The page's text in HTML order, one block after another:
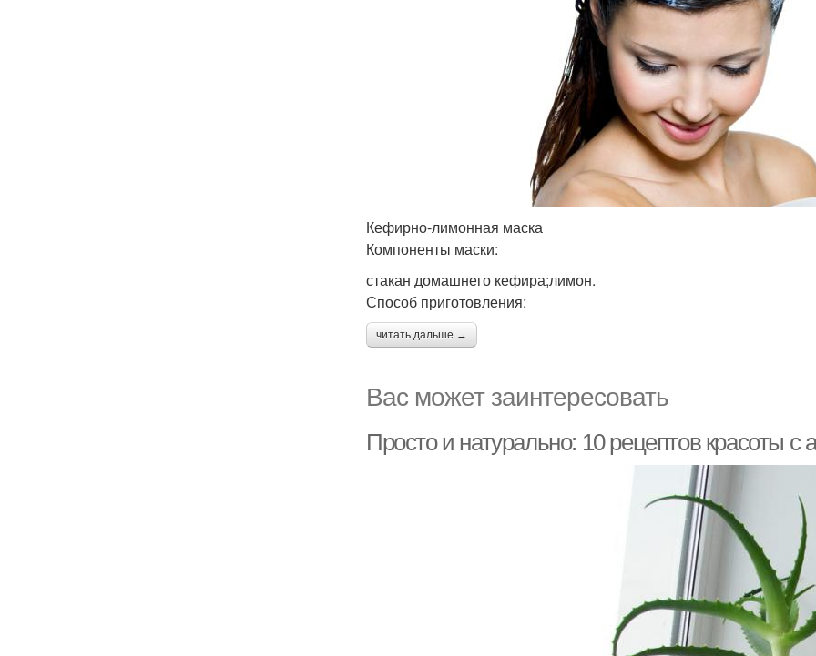
Кефирно-лимонная маска
Компоненты маски:
стакан домашнего кефира;лимон.
Способ приготовления:
читать дальше →
Вас может заинтересовать
Просто и натурально: 10 рецептов красоты с